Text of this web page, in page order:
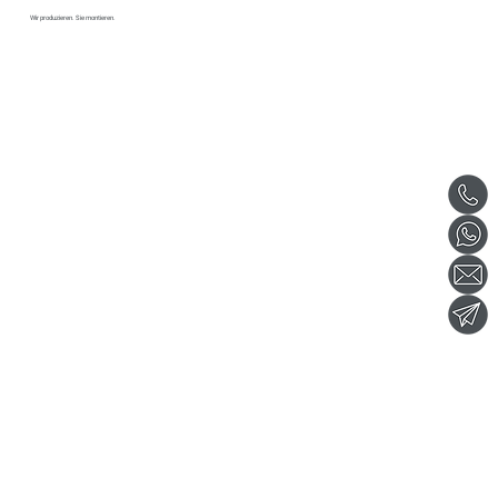
Wir produzieren. Sie montieren.